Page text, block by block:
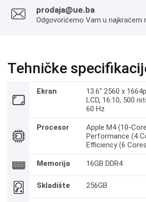
prodaja@ue.ba
Odgovorićemo Vam u najkraćem
Tehničke
Ekran
13.6" 2560 x
LCD, 16:10, 500
60 Hz
Procesor
Apple M4 (10-
Performance (4
Efficiency (6
Memorija 16GB DDR4
Skladište 256GB